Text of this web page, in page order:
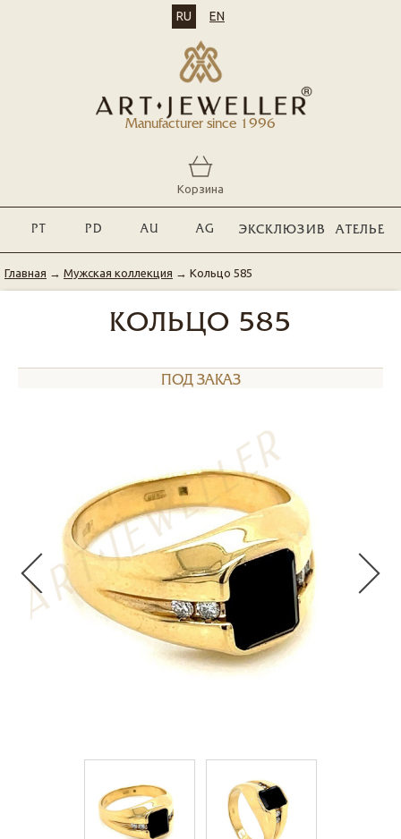
Manufacturer since 1996
RU EN
Корзина
PT PD AU AG ЭКСКЛЮЗИВ АТЕЛЬЕ
Главная → Мужская коллекция → Кольцо 585
КОЛЬЦО 585
ПОД ЗАКАЗ